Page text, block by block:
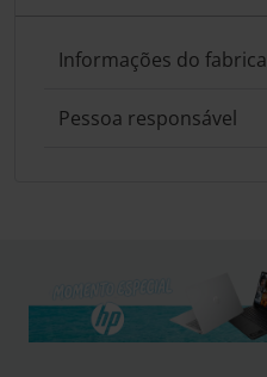
Informações do
Pessoa responsável